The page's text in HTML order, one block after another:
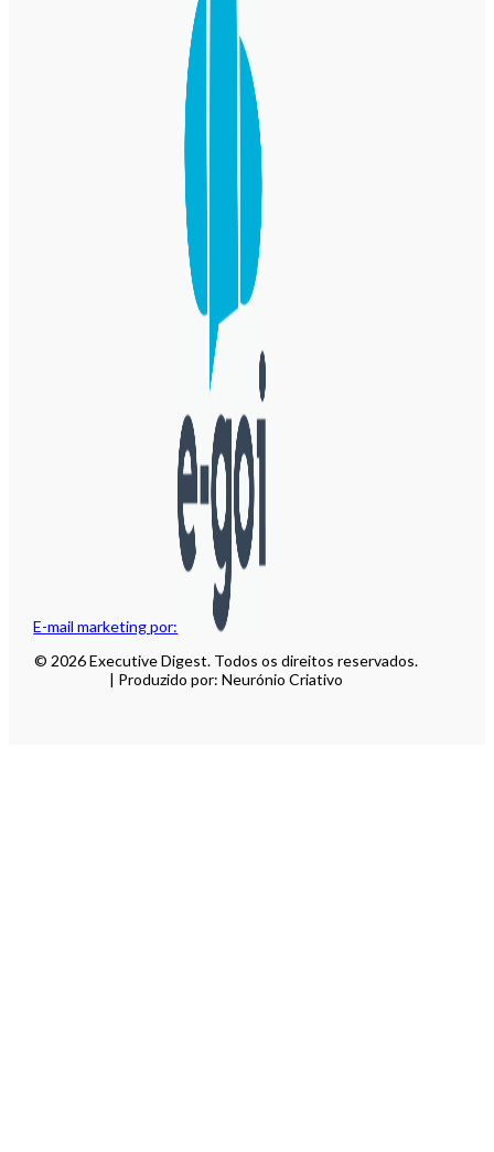
E-mail marketing por:
© 2026 Executive Digest. Todos os direitos reservados.
| Produzido por: Neurónio Criativo